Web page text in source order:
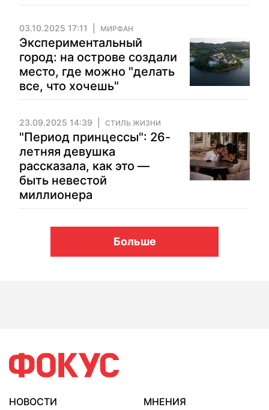
03.10.2025 17:11 МИРФАН
Экспериментальный
город: на острове создали
место, где можно "делать
все, что хочешь"
23.09.2025 14:39 СТИЛЬ ЖИЗНИ
"Период принцессы": 26-
летняя девушка
рассказала, как это —
быть невестой
миллионера
Больше
НОВОСТИ
МНЕНИЯ